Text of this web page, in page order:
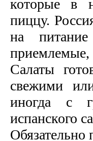
которые в
пиццу.
на
Салаты
свежими
иногда с
испанского
Обязательно